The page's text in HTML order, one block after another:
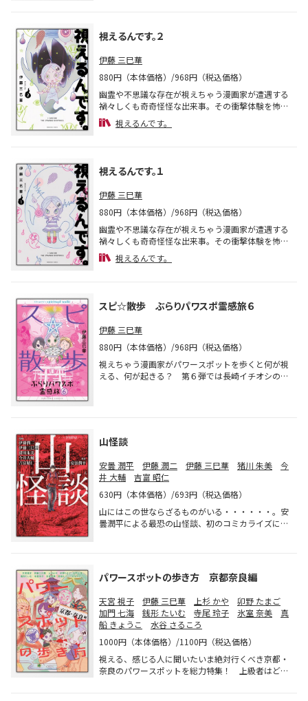
視えるんです。２
伊藤 三巳華
880円（本体価格）/968円（税込価格）
幽霊や不思議な存在が視えちゃう漫画家が遭遇する
禍々しくも奇奇怪怪な出来事。その衝撃体験を怖か
わいくコミックエッセイ化した大人気漫画が新装版
で登場！ カバーイラストを一新して、描き下ろし
るんです。』１、２巻を再編集し、収録していま
す。
視えるんです。
視えるんです。１
伊藤 三巳華
880円（本体価格）/968円（税込価格）
幽霊や不思議な存在が視えちゃう漫画家が遭遇する
禍々しくも奇奇怪怪な出来事。その衝撃体験を怖か
わいくコミックエッセイ化した大人気漫画が新装版
で登場！ カバーイラストを一新して、描き下ろし
るんです。』１、２巻を再編集し、収録していま
す。
視えるんです。
スピ☆散歩 ぶらりパワスポ霊感旅６
伊藤 三巳華
880円（本体価格）/968円（税込価格）
視えちゃう漫画家がパワースポットを歩くと何が視
える、何が起きる？ 第６弾では長崎イチオシのパ
山怪談
安曇 潤平 伊藤 潤二 伊藤 三巳華 猪川 朱美
今
井 大輔
吉富 昭仁
630円（本体価格）/693円（税込価格）
山にはこの世ならざるものがいる・・・・・・。安
曇潤平による最恐の山怪談、初のコミカライズに豪
パワースポットの歩き方 京都奈良編
天宮 視子 伊藤 三巳華 上杉 かや
卯野 たまご
加門 七海
銭形 たいむ 寺尾 玲子 氷室 奈美
真
船 きょうこ
水谷 さるころ
1000円（本体価格）/1100円（税込価格）
視える、感じる人に聞いたいま絶対行くべき京都・
奈良のパワースポットを総力特集！ 上級者はどの